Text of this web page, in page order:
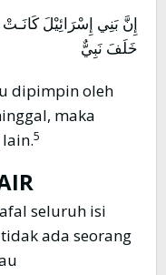
إِنَّ بَنِي إِسْرَائِيْلَ
خَلَفَ نَبِيٌّ
dipimpin oleh
maka
5
seluruh isi
ada seorang